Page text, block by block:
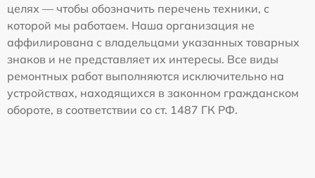
целях — чтобы обозначить перечень техники, с
которой мы работаем. Наша организация не
аффилирована с владельцами указанных товарных
знаков и не представляет их интересы. Все виды
ремонтных работ выполняются исключительно на
устройствах, находящихся в законном гражданском
обороте, в соответствии со ст. 1487 ГК РФ.